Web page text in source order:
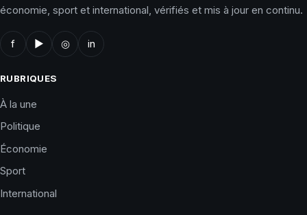
économie, sport et international, vérifiés et mis à jour en continu.
f ▶ ◎ in
RUBRIQUES
À la une
Politique
Économie
Sport
International